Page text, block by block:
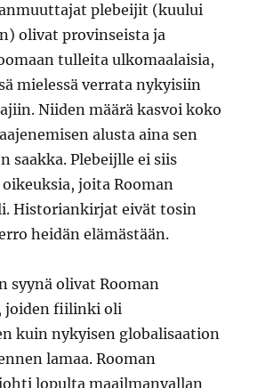
plebeijit (kuului
olivat provinseista ja
tulleita ulkomaalaisia,
mielessä verrata nykyisiin
Niiden määrä kasvoi koko
alusta aina sen
saakka. Plebeijlle ei siis
joita Rooman
Historiankirjat eivät tosin
heidän elämästään.
syynä olivat Rooman
joiden fiilinki oli
kuin nykyisen globalisaation
lamaa. Rooman
lopulta maailmanvallan